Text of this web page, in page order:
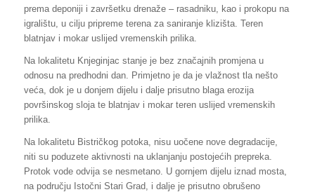
prema deponiji i završetku drenaže – rasadniku, kao i prokopu na
igralištu, u cilju pripreme terena za saniranje klizišta. Teren
blatnjav i mokar uslijed vremenskih prilika.
Na lokalitetu Knjeginjac stanje je bez značajnih promjena u
odnosu na predhodni dan. Primjetno je da je vlažnost tla nešto
veća, dok je u donjem dijelu i dalje prisutno blaga erozija
površinskog sloja te blatnjav i mokar teren uslijed vremenskih
prilika.
Na lokalitetu Bistričkog potoka, nisu uočene nove degradacije,
niti su poduzete aktivnosti na uklanjanju postojećih prepreka.
Protok vode odvija se nesmetano. U gornjem dijelu iznad mosta,
na području Istočni Stari Grad, i dalje je prisutno obrušeno